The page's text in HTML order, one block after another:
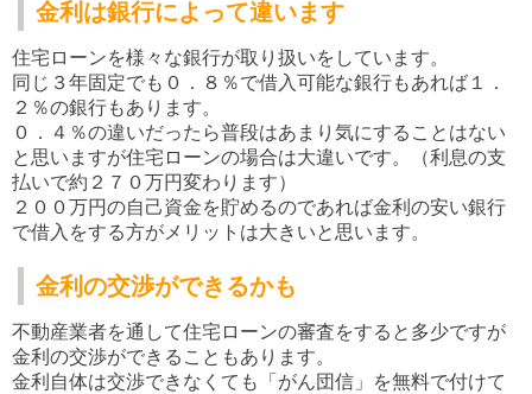
金利は銀行によって違います
住宅ローンを様々な銀行が取り扱いをしています。
同じ３年固定でも０．８％で借入可能な銀行もあれば１．
２％の銀行もあります。
０．４％の違いだったら普段はあまり気にすることはない
と思いますが住宅ローンの場合は大違いです。
（利息の支
払いで約２７０万円変わります）
２００万円の自己資金を貯めるのであれば金利の安い銀行
で借入をする方がメリットは大きいと思います。
金利の交渉ができるかも
不動産業者を通して住宅ローンの審査をすると多少ですが
金利の交渉ができることもあります。
金利自体は交渉できなくても「がん団信」を無料で付けて